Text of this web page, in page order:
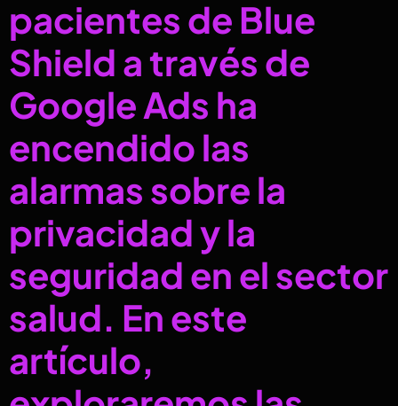
pacientes de Blue
Shield a través de
Google Ads ha
encendido las
alarmas sobre la
privacidad y la
seguridad en el sector
salud. En este
artículo,